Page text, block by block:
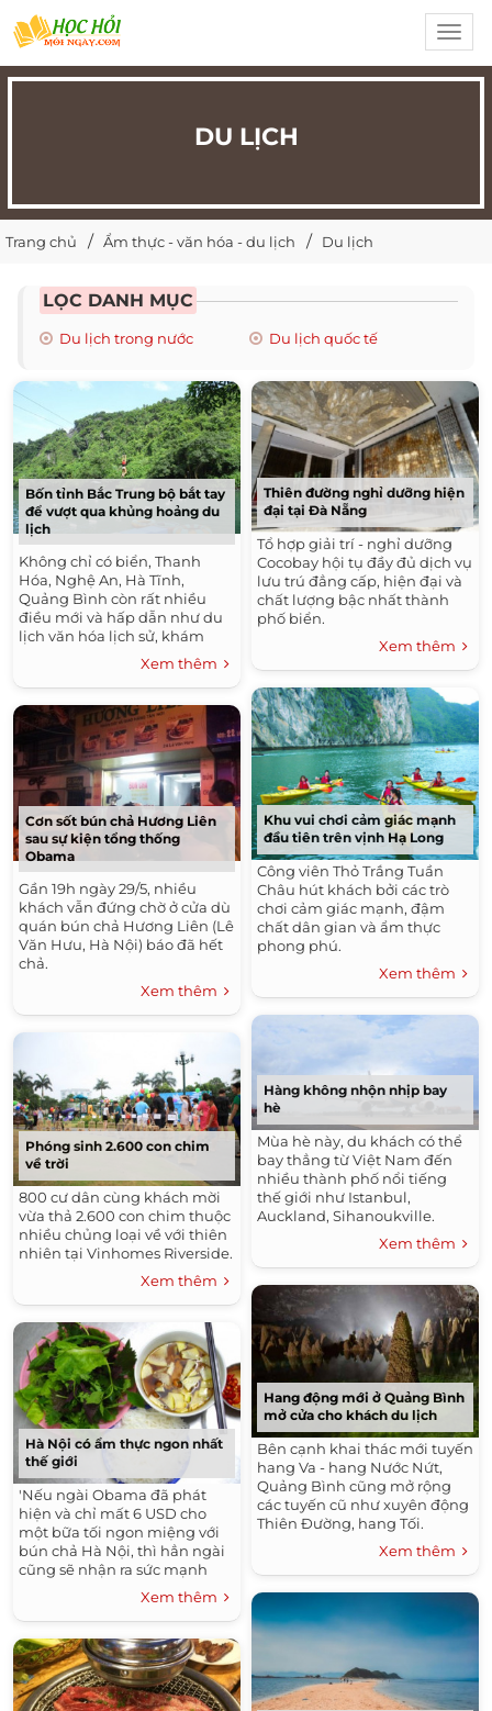
DU LỊCH
Trang chủ Ẩm thực - văn hóa - du lịch Du lịch
LỌC DANH MỤC
Du lịch trong nước Du lịch quốc tế
Bốn tỉnh Bắc Trung bộ bắt tay
để vượt qua khủng hoảng du
lịch
Không chỉ có biển, Thanh
Hóa, Nghệ An, Hà Tĩnh,
Quảng Bình còn rất nhiều
điều mới và hấp dẫn như du
lịch văn hóa lịch sử, khám
phá hang động đang chờ đón
Xem thêm
Cơn sốt bún chả Hương Liên
sau sự kiện tổng thống
Obama
Gần 19h ngày 29/5, nhiều
khách vẫn đứng chờ ở cửa dù
quán bún chả Hương Liên (Lê
Văn Hưu, Hà Nội) báo đã hết
chả.
Xem thêm
Phóng sinh 2.600 con chim
về trời
800 cư dân cùng khách mời
vừa thả 2.600 con chim thuộc
nhiều chủng loại về với thiên
nhiên tại Vinhomes Riverside.
Xem thêm
Hà Nội có ẩm thực ngon nhất
thế giới
'Nếu ngài Obama đã phát
hiện và chỉ mất 6 USD cho
một bữa tối ngon miệng với
bún chả Hà Nội, thì hẳn ngài
cũng sẽ nhận ra sức mạnh
của ẩm thực ở thành phố này',
trang Telegraph cho biết.
Xem thêm
Thiên đường nghỉ dưỡng hiện
đại tại Đà Nẵng
Tổ hợp giải trí - nghỉ dưỡng
Cocobay hội tụ đầy đủ dịch vụ
lưu trú đẳng cấp, hiện đại và
chất lượng bậc nhất thành
phố biển.
Xem thêm
Khu vui chơi cảm giác mạnh
đầu tiên trên vịnh Hạ Long
Công viên Thỏ Trắng Tuần
Châu hút khách bởi các trò
chơi cảm giác mạnh, đậm
chất dân gian và ẩm thực
phong phú.
Xem thêm
Hàng không nhộn nhịp bay
hè
Mùa hè này, du khách có thể
bay thẳng từ Việt Nam đến
nhiều thành phố nổi tiếng
thế giới như Istanbul,
Auckland, Sihanoukville.
Xem thêm
Hang động mới ở Quảng Bình
mở cửa cho khách du lịch
Bên cạnh khai thác mới tuyến
hang Va - hang Nước Nứt,
Quảng Bình cũng mở rộng
các tuyến cũ như xuyên động
Thiên Đường, hang Tối.
Xem thêm